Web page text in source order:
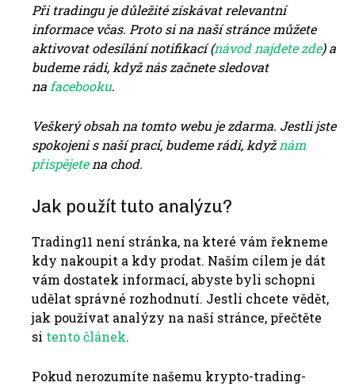
Při tradingu je důležité získávat relevantní
informace včas. Proto si na naší stránce můžete
aktivovat odesílání notifikací (návod najdete zde) a
budeme rádi, když nás začnete sledovat
na facebooku.
Veškerý obsah na tomto webu je zdarma. Jestli jste
spokojeni s naší prací, budeme rádi, kdyžnám
přispějetena chod.
Jak použít tuto analýzu?
Trading11 není stránka, na které vám řekneme
kdy nakoupit a kdy prodat. Naším cílem je dát
vám dostatek informací, abyste byli schopni
udělat správné rozhodnutí. Jestli chcete vědět,
jak používat analýzy na naší stránce, přečtěte
si tento článek.
Pokud nerozumíte našemu krypto-trading-